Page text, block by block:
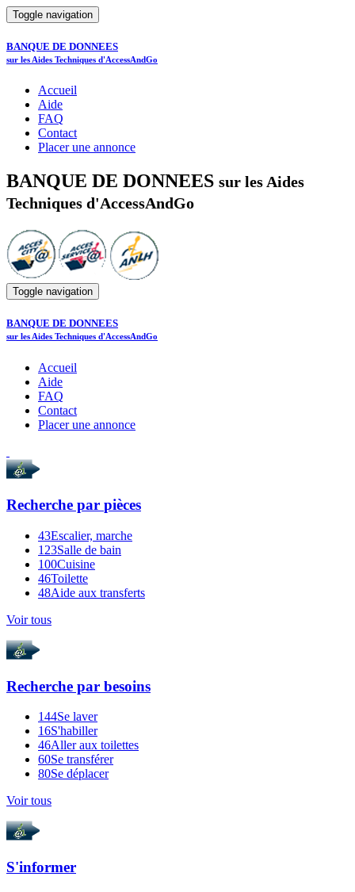
Toggle navigation
BANQUE DE DONNEES
sur les Aides Techniques d'AccessAndGo
Accueil
Aide
FAQ
Contact
Placer une annonce
BANQUE DE DONNEES sur les Aides
Techniques d'AccessAndGo
Toggle navigation
BANQUE DE DONNEES
sur les Aides Techniques d'AccessAndGo
Accueil
Aide
FAQ
Contact
Placer une annonce
Recherche par pièces
43Escalier, marche
123Salle de bain
100Cuisine
46Toilette
48Aide aux transferts
Voir tous
Recherche par besoins
144Se laver
16S'habiller
46Aller aux toilettes
60Se transférer
80Se déplacer
Voir tous
S'informer